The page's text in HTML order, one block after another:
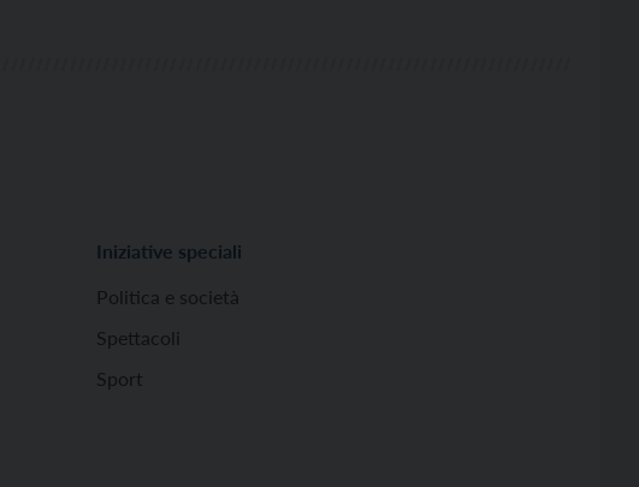
Iniziative speciali
Politica e società
Spettacoli
Sport